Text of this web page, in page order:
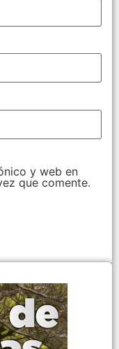
y web en
que comente.